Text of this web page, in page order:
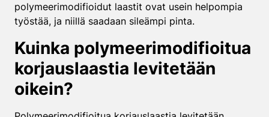
polymeerimodifioidut laastit ovat usein helpompia
työstää, ja niillä saadaan sileämpi pinta.
Kuinka polymeerimodifioitua
korjauslaastia levitetään
oikein?